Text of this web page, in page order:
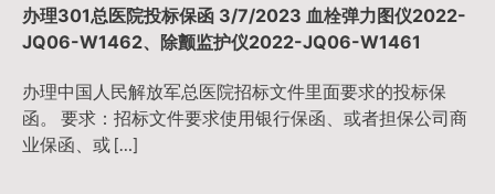
办理301总医院投标保函 3/7/2023 血栓弹力图仪2022-
JQ06-W1462、除颤监护仪2022-JQ06-W1461
办理中国人民解放军总医院招标文件里面要求的投标保
函。 要求：招标文件要求使用银行保函、或者担保公司商
业保函、或 […]